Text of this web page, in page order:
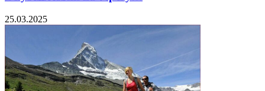
25.03.2025